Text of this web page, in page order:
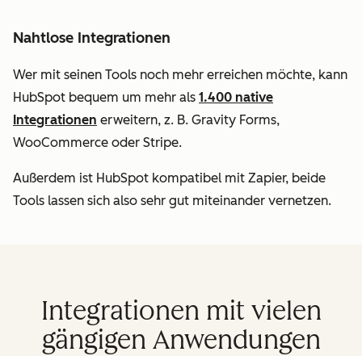
Nahtlose Integrationen
Wer mit seinen Tools noch mehr erreichen möchte, kann
HubSpot bequem um mehr als 1.400 native
Integrationen erweitern, z. B. Gravity Forms,
WooCommerce oder Stripe.
Außerdem ist HubSpot kompatibel mit Zapier, beide
Tools lassen sich also sehr gut miteinander vernetzen.
Integrationen mit vielen
gängigen Anwendungen